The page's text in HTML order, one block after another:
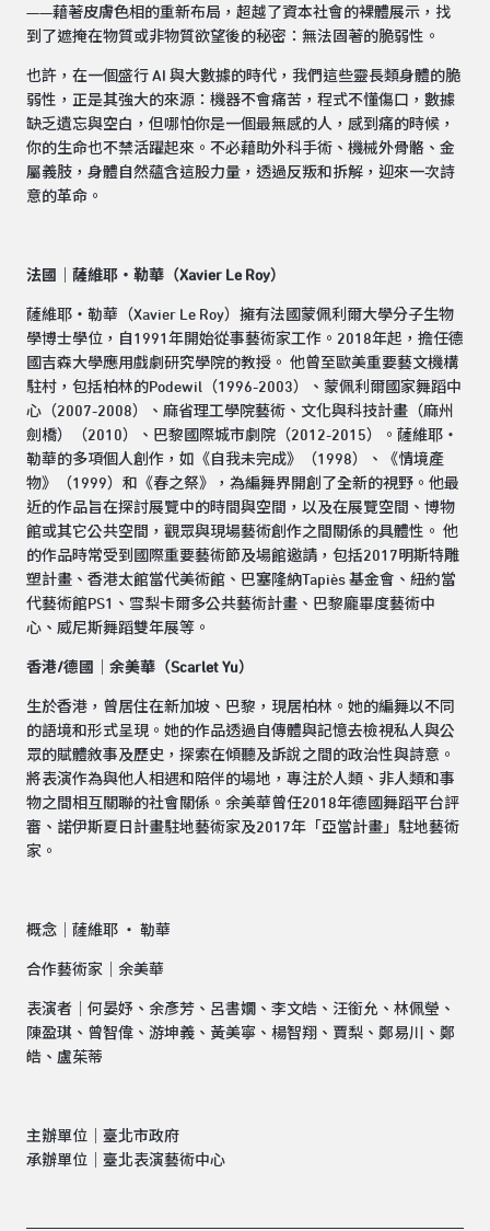
——藉著皮膚色相的重新布局，超越了資本社會的裸體展示，找
到了遮掩在物質或非物質欲望後的秘密：無法固著的脆弱性。
也許，在一個盛行 AI 與大數據的時代，我們這些靈長類身體的脆
弱性，正是其強大的來源：機器不會痛苦，程式不懂傷口，數據
缺乏遺忘與空白，但哪怕你是一個最無感的人，感到痛的時候，
你的生命也不禁活躍起來。不必藉助外科手術、機械外骨骼、金
屬義肢，身體自然蘊含這股力量，透過反叛和拆解，迎來一次詩
意的革命。
法國｜薩維耶・勒華（Xavier Le Roy）
薩維耶・勒華（Xavier Le Roy）擁有法國蒙佩利爾大學分子生物
學博士學位，自1991年開始從事藝術家工作。2018年起，擔任德
國吉森大學應用戲劇研究學院的教授。 他曾至歐美重要藝文機構
駐村，包括柏林的Podewil（1996-2003）、蒙佩利爾國家舞蹈中
心（2007-2008）、麻省理工學院藝術、文化與科技計畫（麻州
劍橋）（2010）、巴黎國際城市劇院（2012-2015）。薩維耶・
勒華的多項個人創作，如《自我未完成》（1998）、《情境產
物》（1999）和《春之祭》，為編舞界開創了全新的視野。他最
近的作品旨在探討展覽中的時間與空間，以及在展覽空間、博物
館或其它公共空間，觀眾與現場藝術創作之間關係的具體性。 他
的作品時常受到國際重要藝術節及場館邀請，包括2017明斯特雕
塑計畫、香港太館當代美術館、巴塞隆納Tapiès 基金會、紐約當
代藝術館PS1、雪梨卡爾多公共藝術計畫、巴黎龐畢度藝術中
心、威尼斯舞蹈雙年展等。
香港/德國｜余美華（Scarlet Yu）
生於香港，曾居住在新加坡、巴黎，現居柏林。她的編舞以不同
的語境和形式呈現。她的作品透過自傳體與記憶去檢視私人與公
眾的賦體敘事及歷史，探索在傾聽及訴說之間的政治性與詩意。
將表演作為與他人相遇和陪伴的場地，專注於人類、非人類和事
物之間相互關聯的社會關係。余美華曾任2018年德國舞蹈平台評
審、諾伊斯夏日計畫駐地藝術家及2017年「亞當計畫」駐地藝術
家。
概念│薩維耶 ‧ 勒華
合作藝術家｜余美華
表演者｜何晏妤、余彥芳、呂書嫺、李文皓、汪銜允、林佩瑩、
陳盈琪、曾智偉、游坤義、黃美寧、楊智翔、賈梨、鄭易川、鄭
皓、盧茱蒂
主辦單位｜臺北市政府
承辦單位｜臺北表演藝術中心